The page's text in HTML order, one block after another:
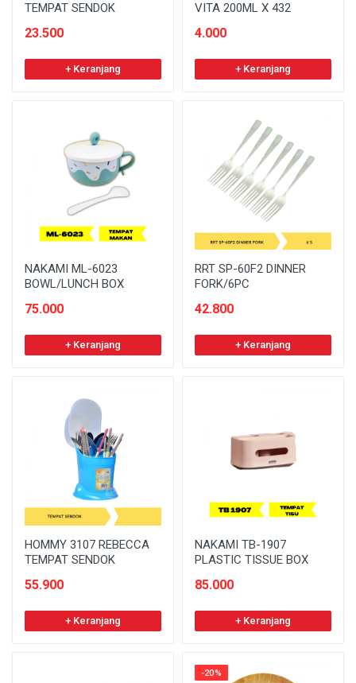
TEMPAT SENDOK
23.500
+ Keranjang
VITA 200ML X 432
4.000
+ Keranjang
NAKAMI ML-6023
BOWL/LUNCH BOX
75.000
+ Keranjang
RRT SP-60F2 DINNER
FORK/6PC
42.800
+ Keranjang
HOMMY 3107 REBECCA
TEMPAT SENDOK
55.900
+ Keranjang
NAKAMI TB-1907
PLASTIC TISSUE BOX
85.000
+ Keranjang
-20%